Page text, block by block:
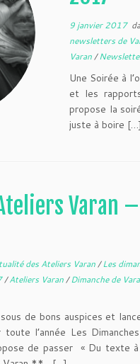
9 janvier 2017
newsletters de
Varan/
Une Soirée à
et les
propose la
juste à boire […]
Varan
des Ateliers Varan/Les
/Ateliers Varan/Dimanche de
sous de bons auspices et
toute l’année Les
de passer « Du texte